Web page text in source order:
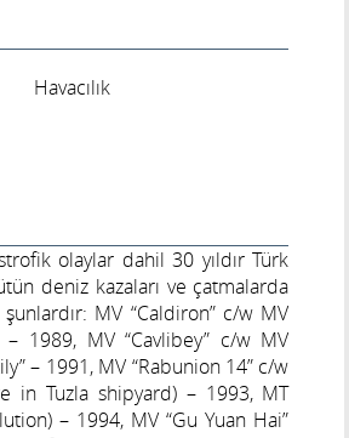
Havacılık
olaylar dahil 30 yıldır Türk
deniz kazaları ve çatmalarda
MV “Caldiron” c/w MV
– 1989, MV “Cavlibey” c/w MV
– 1991, MV “Rabunion 14” c/w
in Tuzla shipyard) – 1993, MT
– 1994, MV “Gu Yuan Hai”